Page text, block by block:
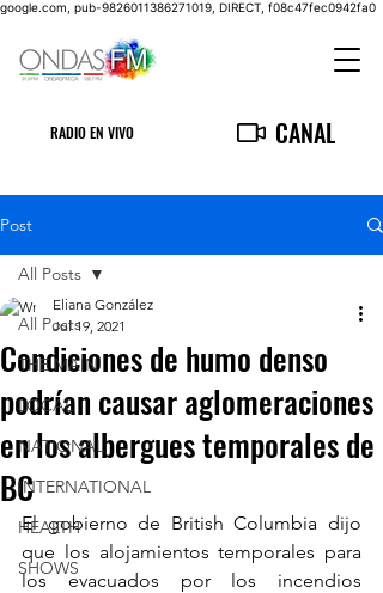
google.com, pub-9826011386271019, DIRECT, f08c47fec0942fa0
RADIO EN VIVO CANAL
Post
All Posts
THE MAIN
LOCAL
NATIONAL
INTERNATIONAL
HEALTH
SHOWS
All Posts
Condiciones de humo denso
podrían causar aglomeraciones
en los albergues temporales de
BC
Eliana González
Jul 19, 2021
El gobierno de British Columbia dijo
que los alojamientos temporales para
los evacuados por los incendios